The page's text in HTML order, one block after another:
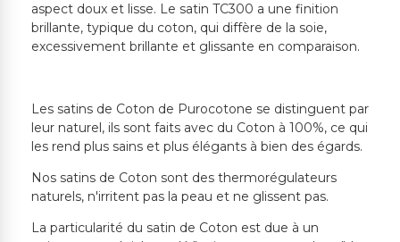
aspect doux et lisse. Le satin TC300 a une finition
brillante, typique du coton, qui diffère de la soie,
excessivement brillante et glissante en comparaison.
Les satins de Coton de Purocotone se distinguent par
leur naturel, ils sont faits avec du Coton à 100%, ce qui
les rend plus sains et plus élégants à bien des égards.
Nos satins de Coton sont des thermorégulateurs
naturels, n'irritent pas la peau et ne glissent pas.
La particularité du satin de Coton est due à un